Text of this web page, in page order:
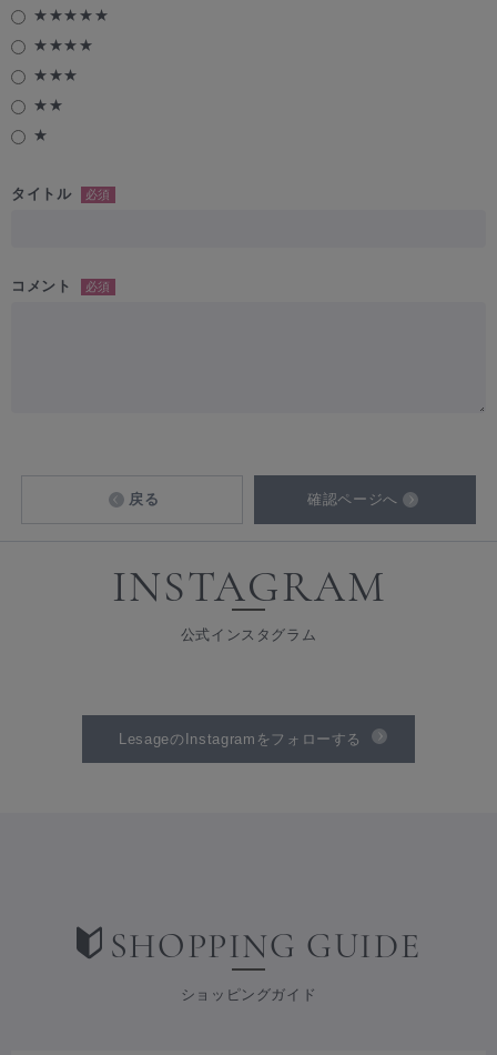
★★★★★
★★★★
★★★
★★
★
タイトル 必須
コメント 必須
戻る 確認ページへ
INSTAGRAM
公式インスタグラム
LesageのInstagramをフォローする
SHOPPING GUIDE
ショッピングガイド